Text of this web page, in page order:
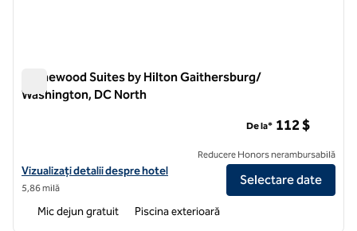
Homewood Suites by Hilton Gaithersburg/
Washington, DC North
Vizualizați detaliile hotelului pentru Homewood Suites by Hilton
Vizualizați detalii despre hotel
5,86 milă
De la* 112 $
Reducere Honors nerambursabilă
Selectare date
Mic dejun gratuit Piscina exterioară